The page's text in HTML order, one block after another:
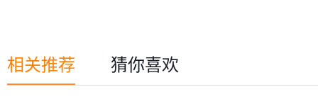
相关推荐 猜你喜欢